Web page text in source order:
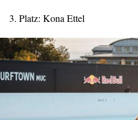
3. Platz: Kona Ettel